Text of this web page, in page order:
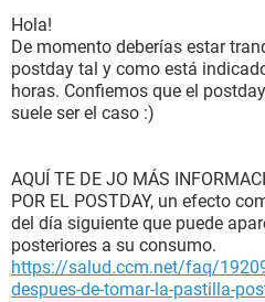
Hola!
De momento deberías estar
postday tal y como está
horas. Confiemos que el
suele ser el caso :)
AQUÍ TE DE JO MÁS
POR EL POSTDAY, un efecto
del día siguiente que puede
posteriores a su consumo.
https://salud.ccm.net/faq/
despues-de-tomar-la-pastilla-